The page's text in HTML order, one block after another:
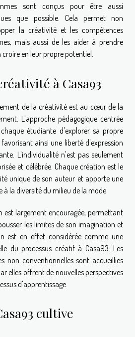
sont conçus pour être aussi
que possible. Cela permet non
la créativité et les compétences
mais aussi de les aider à prendre
en leur propre potentiel.
à Casa93
de la créativité est au cœur de la
L'approche pédagogique centrée
étudiante d'explorer sa propre
ainsi une liberté d'expression
L'individualité n'est pas seulement
et célébrée. Chaque création est le
unique de son auteur et apporte une
la diversité du milieu de la mode.
est largement encouragée, permettant
les limites de son imagination et
est en effet considérée comme une
du processus créatif à Casa93. Les
non conventionnelles sont accueillies
elles offrent de nouvelles perspectives
d'apprentissage.
cultive